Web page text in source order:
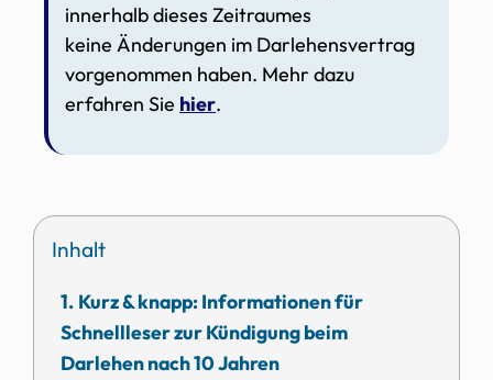
innerhalb dieses Zeitraumes
keine Änderungen im Darlehensvertrag
vorgenommen haben. Mehr dazu
erfahren Sie hier.
Inhalt
Kurz & knapp: Informationen für
Schnellleser zur Kündigung beim
Darlehen nach 10 Jahren